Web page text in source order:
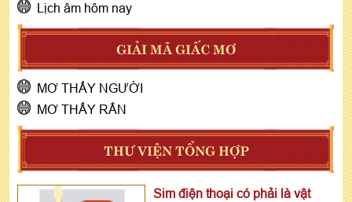
Lịch âm hôm nay
GIẢI MÃ GIẤC MƠ
MƠ THẤY NGƯỜI
MƠ THẤY RẮN
THƯ VIỆN TỔNG HỢP
Sim điện thoại có phải là vật